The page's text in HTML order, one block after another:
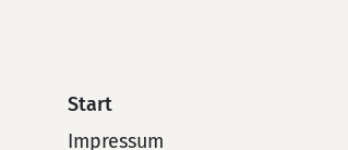
Start
Impressum